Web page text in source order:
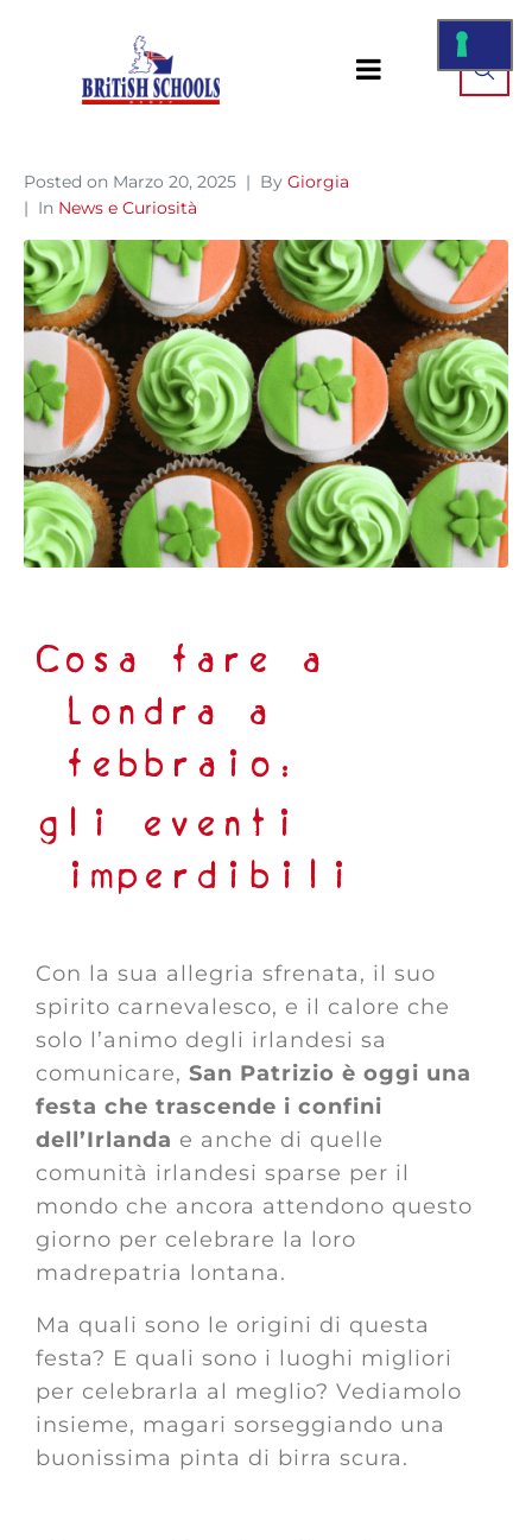
Posted on Marzo 20, 2025 By Giorgia
In News e Curiosità
Cosa fare a
Londra a
febbraio:
gli eventi
imperdibili
Con la sua allegria sfrenata, il suo
spirito carnevalesco, e il calore che
solo l’animo degli irlandesi sa
comunicare, San Patrizio è oggi una
festa che trascende i confini
dell’Irlanda e anche di quelle
comunità irlandesi sparse per il
mondo che ancora attendono questo
giorno per celebrare la loro
madrepatria lontana.
Ma quali sono le origini di questa
festa? E quali sono i luoghi migliori
per celebrarla al meglio? Vediamolo
insieme, magari sorseggiando una
buonissima pinta di birra scura.